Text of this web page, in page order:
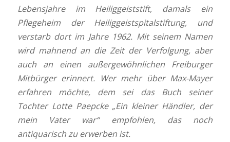
Lebensjahre im Heiliggeiststift, damals ein
Pflegeheim der Heiliggeistspitalstiftung, und
verstarb dort im Jahre 1962. Mit seinem Namen
wird mahnend an die Zeit der Verfolgung, aber
auch an einen außergewöhnlichen Freiburger
Mitbürger erinnert. Wer mehr über Max-Mayer
erfahren möchte, dem sei das Buch seiner
Tochter Lotte Paepcke „Ein kleiner Händler, der
mein Vater war“ empfohlen, das noch
antiquarisch zu erwerben ist.